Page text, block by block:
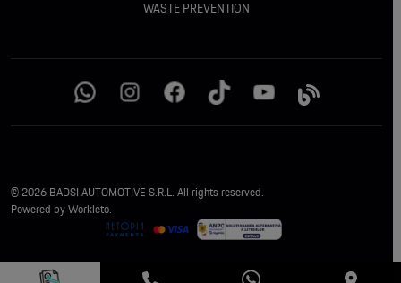
Putere totală: 208 CP (153 kW)
Cuplu maxim: 330 Nm
Transmisie automată Steptronic cu padele pe volan
WASTE PREVENTION
© 2026 BADSI AUTOMOTIVE S.R.L. All rights reserved.
Powered by Workleto.